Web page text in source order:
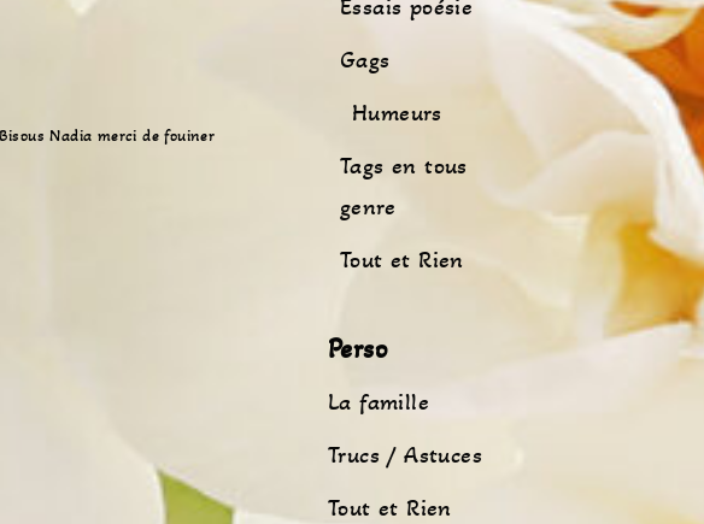
Nadia merci de fouiner
Essais poésie
Gags
Humeurs
Tags en tous
genre
Tout et Rien
Perso
La famille
Trucs / Astuces
Tout et Rien